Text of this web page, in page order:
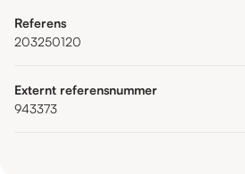
Referens
203250120
Externt referensnummer
943373